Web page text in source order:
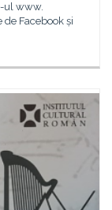
ul www.
Facebook și